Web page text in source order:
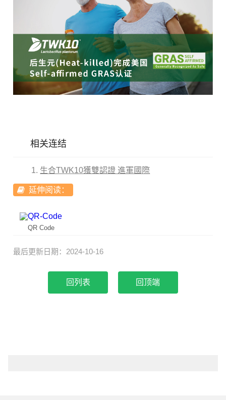
相关连结
生合TWK10獲雙認證 進軍國際
延伸阅读：
QR Code
最后更新日期：2024-10-16
回顶端